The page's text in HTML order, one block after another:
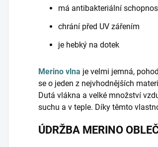
má antibakteriální
chrání před UV zářením
je hebký na dotek
Merino vlna je velmi jemná,
se o jeden z nejvhodnějších
Dutá vlákna a velké množství
suchu a v teple. Díky těmto
ÚDRŽBA MERINO